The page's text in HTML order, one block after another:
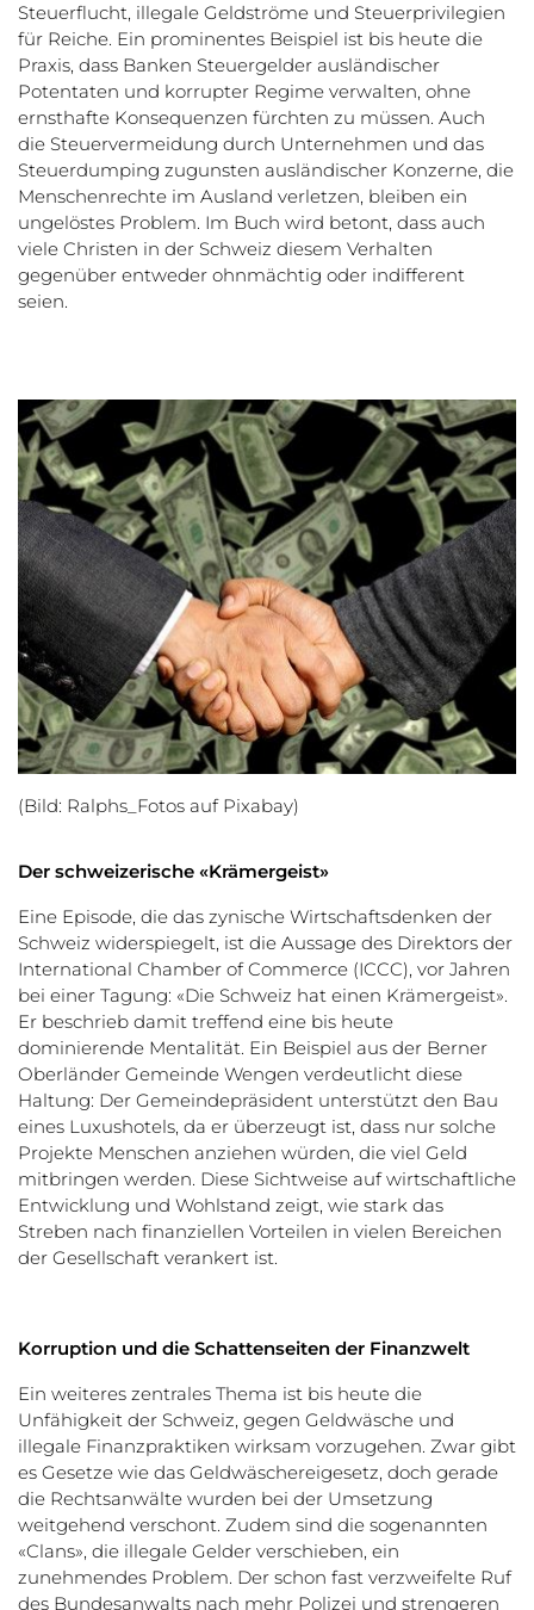
Steuerflucht, illegale Geldströme und Steuerprivilegien
für Reiche. Ein prominentes Beispiel ist bis heute die
Praxis, dass Banken Steuergelder ausländischer
Potentaten und korrupter Regime verwalten, ohne
ernsthafte Konsequenzen fürchten zu müssen. Auch
die Steuervermeidung durch Unternehmen und das
Steuerdumping zugunsten ausländischer Konzerne, die
Menschenrechte im Ausland verletzen, bleiben ein
ungelöstes Problem. Im Buch wird betont, dass auch
viele Christen in der Schweiz diesem Verhalten
gegenüber entweder ohnmächtig oder indifferent
seien.
(Bild: Ralphs_Fotos auf Pixabay)
Der schweizerische «Krämergeist»
Eine Episode, die das zynische Wirtschaftsdenken der
Schweiz widerspiegelt, ist die Aussage des Direktors der
International Chamber of Commerce (ICCC), vor Jahren
bei einer Tagung: «Die Schweiz hat einen Krämergeist».
Er beschrieb damit treffend eine bis heute
dominierende Mentalität. Ein Beispiel aus der Berner
Oberländer Gemeinde Wengen verdeutlicht diese
Haltung: Der Gemeindepräsident unterstützt den Bau
eines Luxushotels, da er überzeugt ist, dass nur solche
Projekte Menschen anziehen würden, die viel Geld
mitbringen werden. Diese Sichtweise auf wirtschaftliche
Entwicklung und Wohlstand zeigt, wie stark das
Streben nach finanziellen Vorteilen in vielen Bereichen
der Gesellschaft verankert ist.
Korruption und die Schattenseiten der Finanzwelt
Ein weiteres zentrales Thema ist bis heute die
Unfähigkeit der Schweiz, gegen Geldwäsche und
illegale Finanzpraktiken wirksam vorzugehen. Zwar gibt
es Gesetze wie das Geldwäschereigesetz, doch gerade
die Rechtsanwälte wurden bei der Umsetzung
weitgehend verschont. Zudem sind die sogenannten
«Clans», die illegale Gelder verschieben, ein
zunehmendes Problem. Der schon fast verzweifelte Ruf
des Bundesanwalts nach mehr Polizei und strengeren